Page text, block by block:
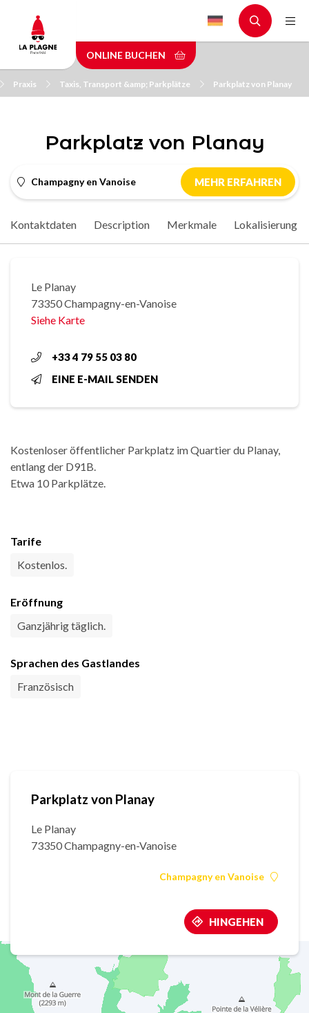
main
content
ONLINE BUCHEN
Praxis Taxis, Transport &amp; Parkplätze Parkplatz von Planay
Parkplatz von Planay
Champagny en Vanoise MEHR ERFAHREN
Kontaktdaten Description Merkmale Lokalisierung
Le Planay
73350 Champagny-en-Vanoise
Siehe Karte
+33 4 79 55 03 80
EINE E-MAIL SENDEN
Kostenloser öffentlicher Parkplatz im Quartier du Planay,
entlang der D91B.
Etwa 10 Parkplätze.
Tarife
Kostenlos.
Eröffnung
Ganzjährig täglich.
Sprachen des Gastlandes
Französisch
Parkplatz von Planay
Le Planay
73350 Champagny-en-Vanoise
Champagny en Vanoise
HINGEHEN